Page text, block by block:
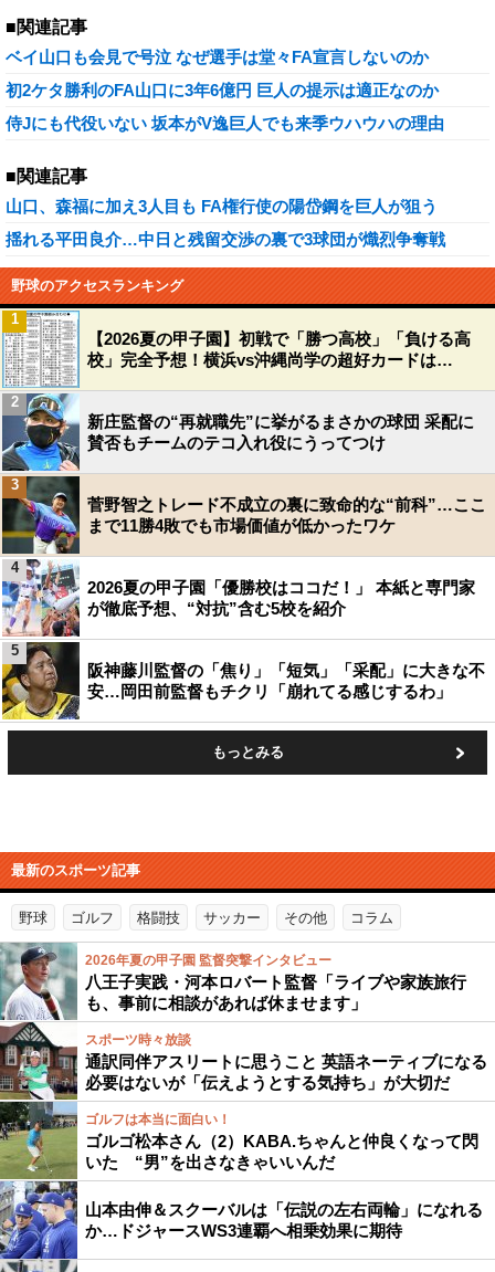
■関連記事
ベイ山口も会見で号泣 なぜ選手は堂々FA宣言しないのか
初2ケタ勝利のFA山口に3年6億円 巨人の提示は適正なのか
侍Jにも代役いない 坂本がV逸巨人でも来季ウハウハの理由
■関連記事
山口、森福に加え3人目も FA権行使の陽岱鋼を巨人が狙う
揺れる平田良介…中日と残留交渉の裏で3球団が熾烈争奪戦
野球のアクセスランキング
【2026夏の甲子園】初戦で「勝つ高校」「負ける高
校」完全予想！横浜vs沖縄尚学の超好カードは…
1
新庄監督の“再就職先”に挙がるまさかの球団 采配に
賛否もチームのテコ入れ役にうってつけ
2
菅野智之トレード不成立の裏に致命的な“前科”…ここ
まで11勝4敗でも市場価値が低かったワケ
3
2026夏の甲子園「優勝校はココだ！」 本紙と専門家
が徹底予想、“対抗”含む5校を紹介
4
阪神藤川監督の「焦り」「短気」「采配」に大きな不
安…岡田前監督もチクリ「崩れてる感じするわ」
5
もっとみる
最新のスポーツ記事
野球 ゴルフ 格闘技 サッカー その他 コラム
2026年夏の甲子園 監督突撃インタビュー
八王子実践・河本ロバート監督「ライブや家族旅行
も、事前に相談があれば休ませます」
スポーツ時々放談
通訳同伴アスリートに思うこと 英語ネーティブになる
必要はないが「伝えようとする気持ち」が大切だ
ゴルフは本当に面白い！
ゴルゴ松本さん（2）KABA.ちゃんと仲良くなって閃
いた “男”を出さなきゃいいんだ
山本由伸＆スクーバルは「伝説の左右両輪」になれる
か…ドジャースWS3連覇へ相乗効果に期待